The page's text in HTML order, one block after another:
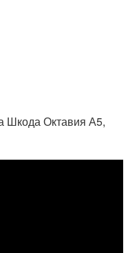
Шкода Октавия А5,